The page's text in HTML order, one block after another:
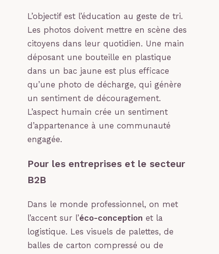
L’objectif est l’éducation au geste de tri.
Les photos doivent mettre en scène des
citoyens dans leur quotidien. Une main
déposant une bouteille en plastique
dans un bac jaune est plus efficace
qu’une photo de décharge, qui génère
un sentiment de découragement.
L’aspect humain crée un sentiment
d’appartenance à une communauté
engagée.
Pour les entreprises et le secteur
B2B
Dans le monde professionnel, on met
l’accent sur l’éco-conception et la
logistique. Les visuels de palettes, de
balles de carton compressé ou de